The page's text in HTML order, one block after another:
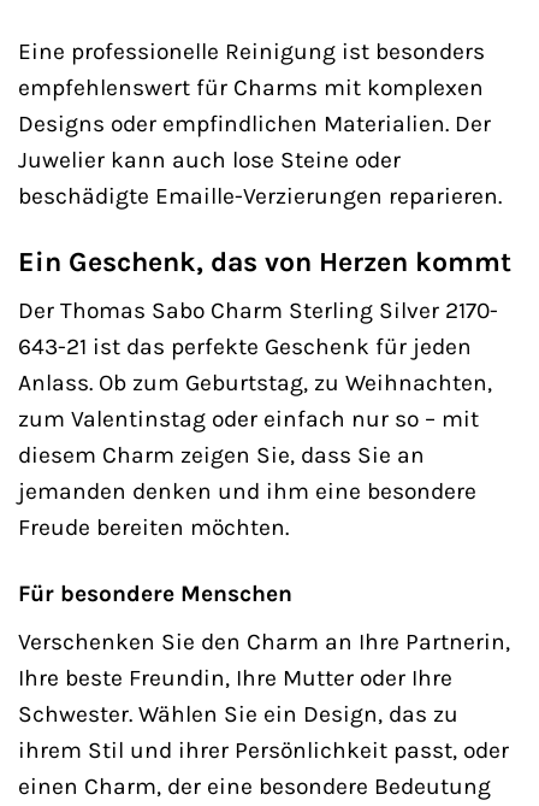
Eine professionelle Reinigung ist besonders
empfehlenswert für Charms mit komplexen
Designs oder empfindlichen Materialien. Der
Juwelier kann auch lose Steine oder
beschädigte Emaille-Verzierungen reparieren.
Ein Geschenk, das von Herzen kommt
Der Thomas Sabo Charm Sterling Silver 2170-
643-21 ist das perfekte Geschenk für jeden
Anlass. Ob zum Geburtstag, zu Weihnachten,
zum Valentinstag oder einfach nur so – mit
diesem Charm zeigen Sie, dass Sie an
jemanden denken und ihm eine besondere
Freude bereiten möchten.
Für besondere Menschen
Verschenken Sie den Charm an Ihre Partnerin,
Ihre beste Freundin, Ihre Mutter oder Ihre
Schwester. Wählen Sie ein Design, das zu
ihrem Stil und ihrer Persönlichkeit passt, oder
einen Charm, der eine besondere Bedeutung